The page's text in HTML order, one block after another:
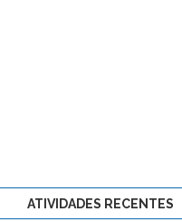
ATIVIDADES RECENTES